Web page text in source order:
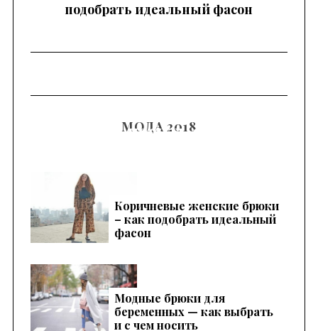
подобрать идеальный фасон
МОДА 2018
С чем носить синие
для вдохновения
Коричневые женские брюки
– как подобрать идеальный
фасон
Модные брюки для
беременных — как выбрать
и с чем носить